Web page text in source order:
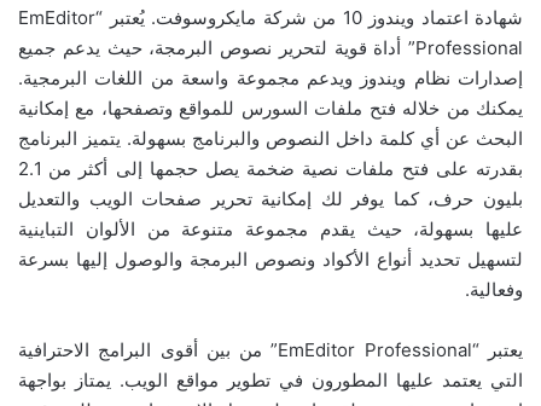
شهادة اعتماد ويندوز 10 من شركة مايكروسوفت. يُعتبر “EmEditor
Professional” أداة قوية لتحرير نصوص البرمجة، حيث يدعم جميع
إصدارات نظام ويندوز ويدعم مجموعة واسعة من اللغات البرمجية.
يمكنك من خلاله فتح ملفات السورس للمواقع وتصفحها، مع إمكانية
البحث عن أي كلمة داخل النصوص والبرنامج بسهولة. يتميز البرنامج
بقدرته على فتح ملفات نصية ضخمة يصل حجمها إلى أكثر من 2.1
بليون حرف، كما يوفر لك إمكانية تحرير صفحات الويب والتعديل
عليها بسهولة، حيث يقدم مجموعة متنوعة من الألوان التباينية
لتسهيل تحديد أنواع الأكواد ونصوص البرمجة والوصول إليها بسرعة
وفعالية.
يعتبر “EmEditor Professional” من بين أقوى البرامج الاحترافية
التي يعتمد عليها المطورون في تطوير مواقع الويب. يمتاز بواجهة